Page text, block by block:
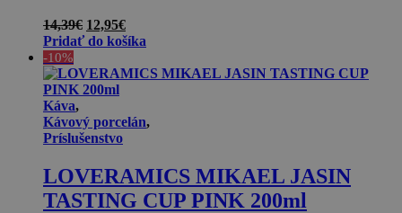
14,39€ Pôvodná
cena
14,39€.
12,95€Aktuálna
cena
12,95€.
Pridať do košíka
-10%
Káva,
Kávový porcelán,
Príslušenstvo
LOVERAMICS MIKAEL JASIN
TASTING CUP PINK 200ml